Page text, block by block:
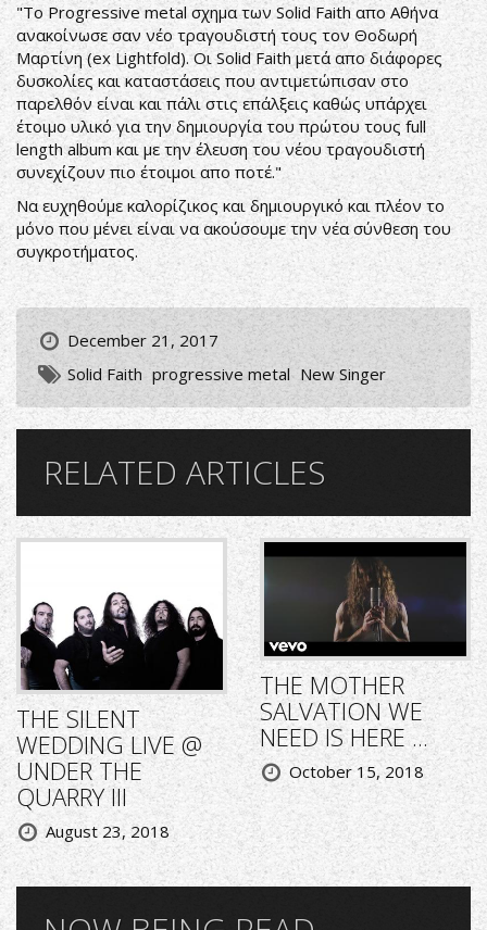
"Το Progressive metal σχημα των Solid Faith απο Αθήνα
ανακοίνωσε σαν νέο τραγουδιστή τους τον Θοδωρή
Μαρτίνη (ex Lightfold). Οι Solid Faith μετά απο διάφορες
δυσκολίες και καταστάσεις που αντιμετώπισαν στο
παρελθόν είναι και πάλι στις επάλξεις καθώς υπάρχει
έτοιμο υλικό για την δημιουργία του πρώτου τους full
length album και με την έλευση του νέου τραγουδιστή
συνεχίζουν πιο έτοιμοι απο ποτέ."
Να ευχηθούμε καλορίζικος και δημιουργικό και πλέον το
μόνο που μένει είναι να ακούσουμε την νέα σύνθεση του
συγκροτήματος.
December 21, 2017
Solid Faith progressive metal New Singer
RELATED ARTICLES
THE SILENT
WEDDING LIVE @
UNDER THE
QUARRY III
August 23, 2018
THE MOTHER
SALVATION WE
NEED IS HERE ...
October 15, 2018